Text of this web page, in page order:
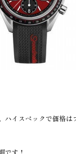
ハイスペックで価格は
です！